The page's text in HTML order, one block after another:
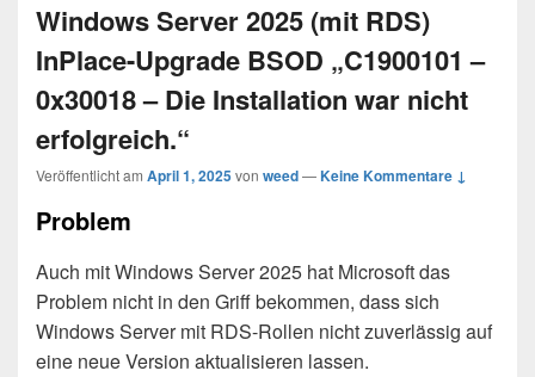
Windows Server 2025 (mit RDS)
InPlace-Upgrade BSOD „C1900101 –
0x30018 – Die Installation war nicht
erfolgreich.“
Veröffentlicht am April 1, 2025von weed—Keine Kommentare ↓
Problem
Auch mit Windows Server 2025 hat Microsoft das
Problem nicht in den Griff bekommen, dass sich
Windows Server mit RDS-Rollen nicht zuverlässig auf
eine neue Version aktualisieren lassen.